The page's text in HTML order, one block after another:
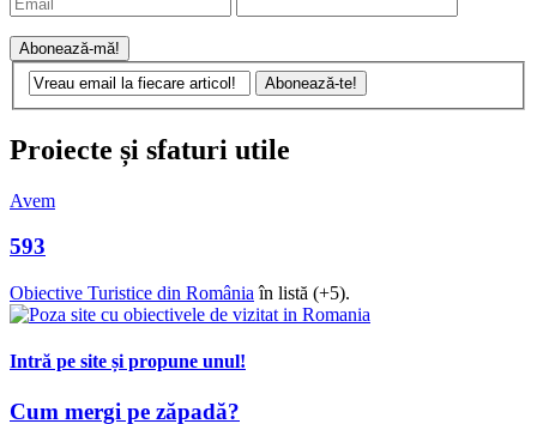
Proiecte și sfaturi utile
Avem
593
Obiective Turistice din România în listă (+5).
Intră pe site și propune unul!
Cum mergi pe zăpadă?